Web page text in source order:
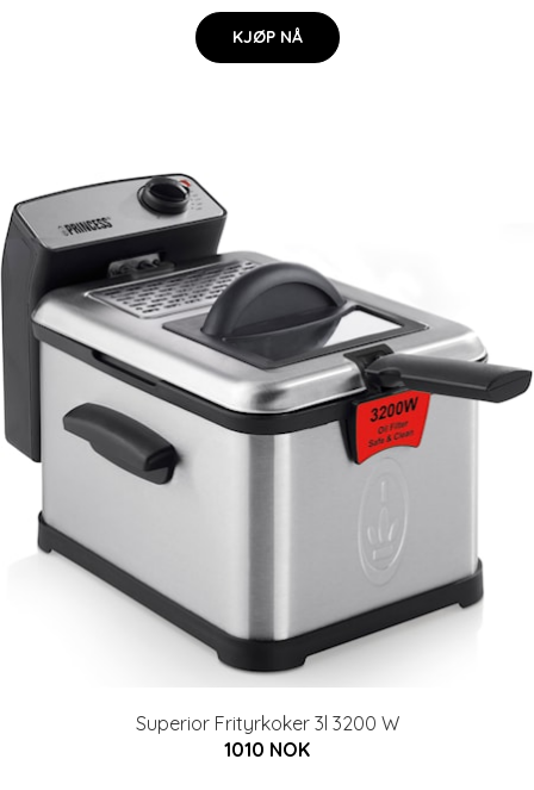
KJØP NÅ
Superior Frityrkoker 3l 3200 W
1010 NOK